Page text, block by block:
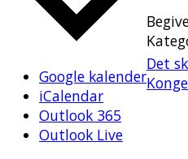
Google kalender
iCalendar
Outlook 365
Outlook Live
Det